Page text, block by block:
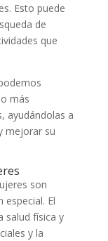
Esto puede
de
que
más
ayudándolas a
mejorar su
son
El
salud física y
y la